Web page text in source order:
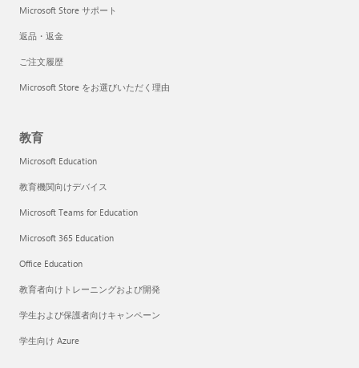
Microsoft Store サポート
返品・返金
ご注文履歴
Microsoft Store をお選びいただく理由
教育
Microsoft Education
教育機関向けデバイス
Microsoft Teams for Education
Microsoft 365 Education
Office Education
教育者向けトレーニングおよび開発
学生および保護者向けキャンペーン
学生向け Azure